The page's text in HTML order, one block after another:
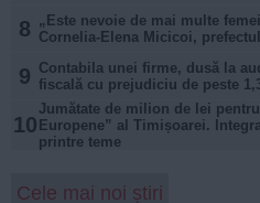
8 „Este nevoie de mai multe
Cornelia-Elena Micicoi,
9 Contabila unei firme, dusă la
fiscală cu prejudiciu de peste
10
Jumătate de milion de lei
Europene” al Timișoarei.
printre teme
Cele mai noi știri